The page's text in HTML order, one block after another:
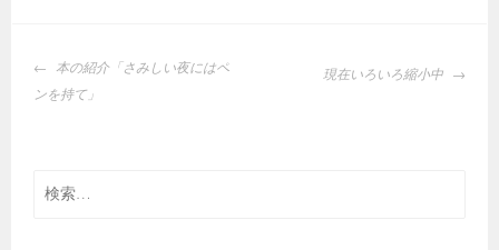
投
稿
ー
本の紹介「さみしい夜にはペ
ンを持て」
現在いろいろ縮小中
検